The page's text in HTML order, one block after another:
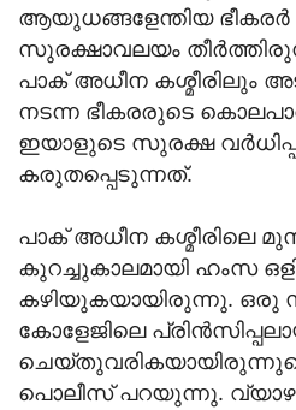
ആയുധങ്ങളേന്തിയ ഭീകരർ
സുരക്ഷാവലയം
പാക് അധീന കശ്മീരിലും
നടന്ന ഭീകരരുടെ
ഇയാളുടെ സുരക്ഷ
കരുതപ്പെടുന്നത്.
പാക് അധീന കശ്മീരിലെ
കുറച്ചുകാലമായി ഹംസ
കഴിയുകയായിരുന്നു. ഒരു
കോളേജിലെ
പൊലീസ് പറയുന്നു.